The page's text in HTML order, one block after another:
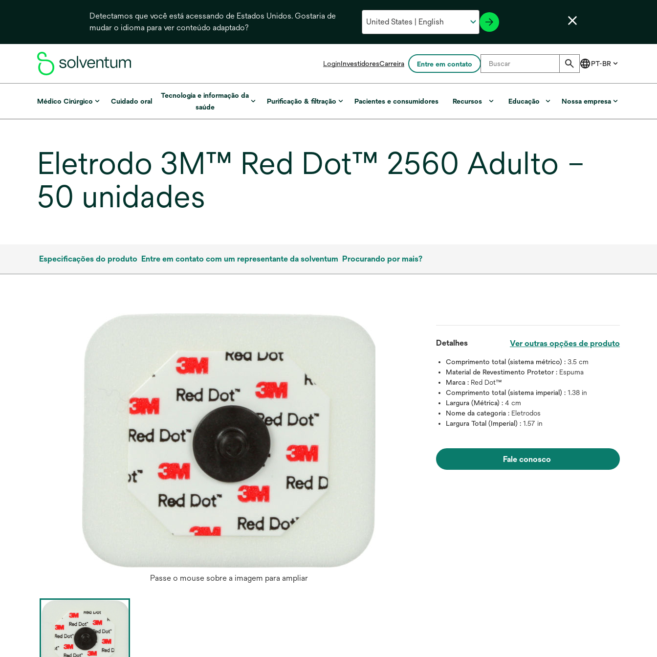
Detectamos que você está acessando de Estados Unidos. Gostaria de
mudar o idioma para ver conteúdo adaptado?
LoginInvestidoresabre
uma
guia
Carreira Entre em contato
Médico Cirúrgico Cuidado oral
Tecnologia e informação da
saúde
Purificação & filtração Pacientes e consumidores Recursos Educação Nossa empresa
Eletrodo 3M™ Red Dot™ 2560 Adulto –
50 unidades
Especificações do produto Entre em contato com um representante da solventum Procurando por mais?
Passe o mouse sobre a imagem para ampliar
Detalhes Ver outras opções de produto
Comprimento total (sistema métrico) :3.5 cm
Material de Revestimento Protetor : Espuma
Marca : Red Dot™
Comprimento total (sistema imperial) :1.38 in
Largura (Métrica) :4 cm
Nome da categoria : Eletrodos
Largura Total (Imperial) :1.57 in
Fale conosco